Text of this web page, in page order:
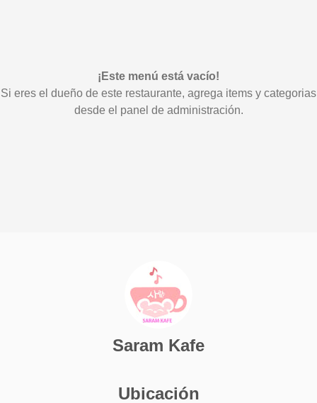
¡Este menú está vacío!
Si eres el dueño de este restaurante, agrega items y categorias
desde el panel de administración.
Saram Kafe
Ubicación